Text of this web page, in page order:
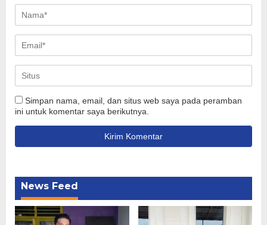
Simpan nama, email, dan situs web saya pada peramban
ini untuk komentar saya berikutnya.
News Feed